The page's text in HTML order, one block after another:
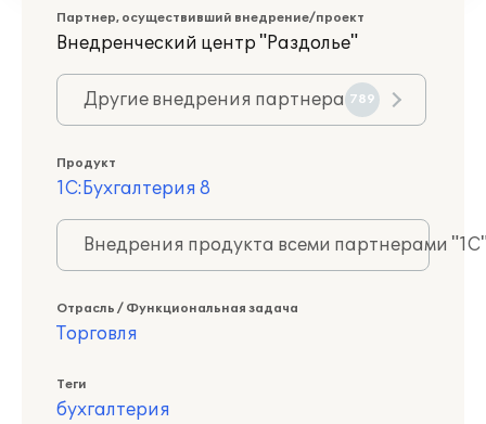
Партнер, осуществивший внедрение/проект
Внедренческий центр "Раздолье"
Другие внедрения партнера 789
Продукт
1С:Бухгалтерия 8
Внедрения продукта всеми партнерами
Отрасль / Функциональная задача
Торговля
Теги
бухгалтерия